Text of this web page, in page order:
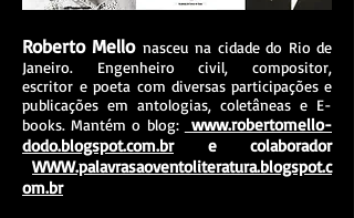
Roberto Mellonasceu na cidade do Rio de
Janeiro. Engenheiro civil, compositor,
escritor e poeta com diversas participações e
publicações em antologias, coletâneas e E-
books. Mantém o blog:
www.robertomello-
dodo.blogspot.com.bre colaborador
WWW.palavrasaoventoliteratura.blogspot.c
om.br